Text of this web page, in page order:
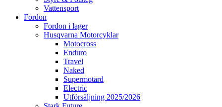
Vattensport
Fordon
Fordon i lager
Husqvarna Motorcyklar
Motocross
Enduro
Travel
Naked
Supermotard
Electric
Utförsäljning 2025/2026